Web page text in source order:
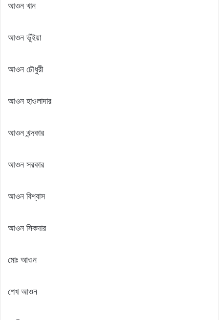
আওন খান
আওন ভূঁইয়া
আওন চৌধুরী
আওন হাওলাদার
আওন খন্দকার
আওন সরকার
আওন বিশ্বাস
আওন সিকদার
মোঃ আওন
শেখ আওন